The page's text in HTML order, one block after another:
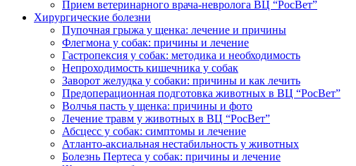
Прием ветеринарного врача-невролога ВЦ “РосВет”
Хирургические болезни
Пупочная грыжа у щенка: лечение и причины
Флегмона у собак: причины и лечение
Гастропексия у собак: методика и необходимость
Непроходимость кишечника у собак
Заворот желудка у собаки: причины и как лечить
Предоперационная подготовка животных в ВЦ “РосВет”
Волчья пасть у щенка: причины и фото
Лечение травм у животных в ВЦ “РосВет”
Абсцесс у собак: симптомы и лечение
Атланто-аксиальная нестабильность у животных
Болезнь Пертеса у собак: причины и лечение